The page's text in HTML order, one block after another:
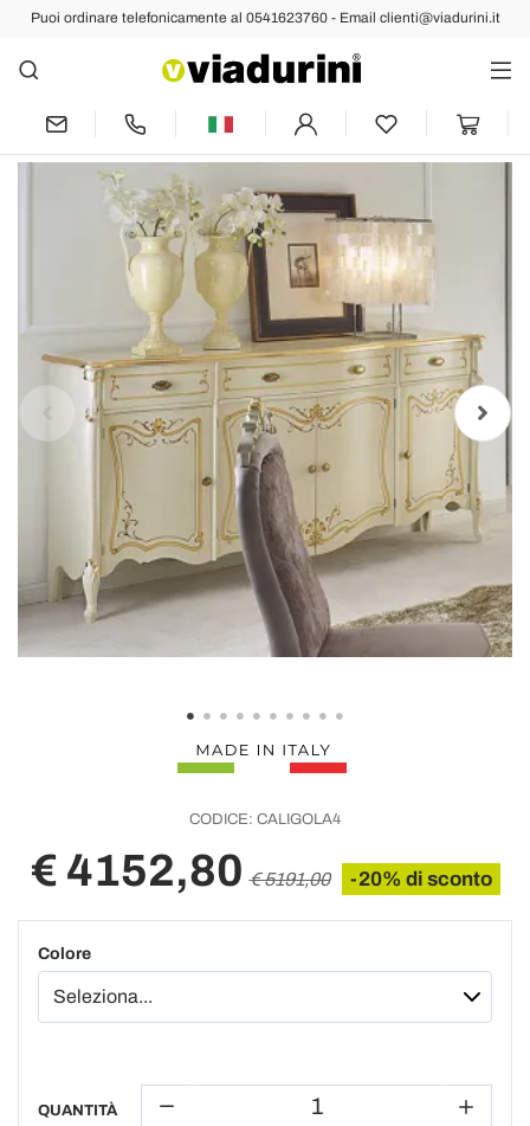
Puoi ordinare telefonicamente al 0541623760 - Email clienti@viadurini.it
Indietro Prec Succ
Credenza Soggiorno di Lusso in Legno
Classica Made in Italy - Caligola
CODICE: CALIGOLA4
€ 4152,80 € 5191,00 -20% di sconto
Colore
QUANTITÀ